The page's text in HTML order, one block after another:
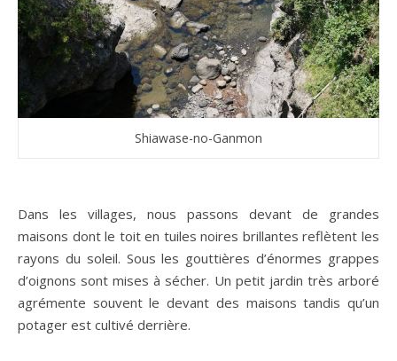
Shiawase-no-Ganmon
Dans les villages, nous passons devant de grandes
maisons dont le toit en tuiles noires brillantes reflètent les
rayons du soleil. Sous les gouttières d’énormes grappes
d’oignons sont mises à sécher. Un petit jardin très arboré
agrémente souvent le devant des maisons tandis qu’un
potager est cultivé derrière.